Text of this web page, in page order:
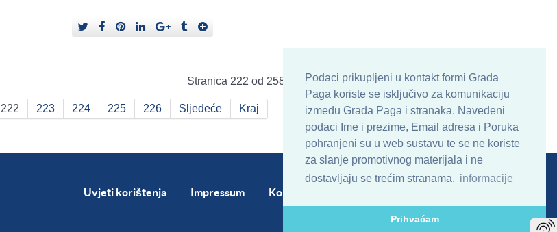
Podaci prikupljeni u kontakt formi Grada
Paga koriste se isključivo za komunikaciju
između Grada Paga i stranaka. Navedeni
podaci Ime i prezime, Email adresa i Poruka
pohranjeni su u web sustavu te se ne koriste
za slanje promotivnog materijala i ne
dostavljaju se trećim stranama. informacije
Prihvaćam
Stranica 222 od 258
222 223 224 225 226 Sljedeće Kraj
Uvjeti korištenja Impressum Kontakt